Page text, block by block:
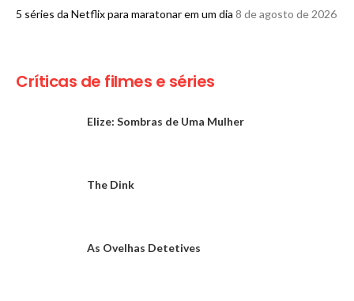
5 séries da Netflix para maratonar em um dia 8 de agosto de 2026
Críticas de filmes e séries
Elize: Sombras de Uma Mulher
The Dink
As Ovelhas Detetives